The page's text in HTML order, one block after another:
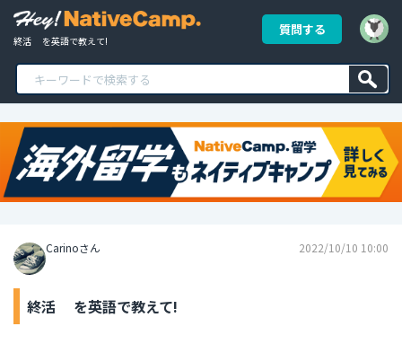
終活　 を英語で教えて!
質問する
Carinoさん 2022/10/10 10:00
終活 を英語で教えて!